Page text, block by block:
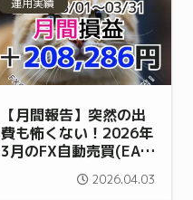
【月間報告】突然の出
費も怖くない！2026年
3月のFX自動売買(EA)
実績は＋208,286円で
2026.04.03